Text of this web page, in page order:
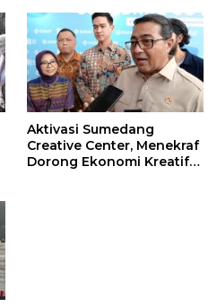
Aktivasi Sumedang
Creative Center, Menekraf
Dorong Ekonomi Kreatif